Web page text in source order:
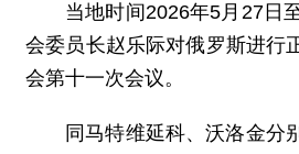
当地时间2026年5月27日
会委员长赵乐际对俄罗斯进行
会第十一次会议。
同马特维延科、沃洛金分